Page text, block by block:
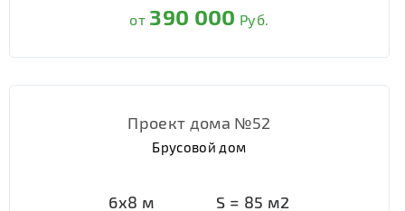
от 390 000 Руб.
Проект дома №52
Брусовой дом
6х8 м S = 85 м2